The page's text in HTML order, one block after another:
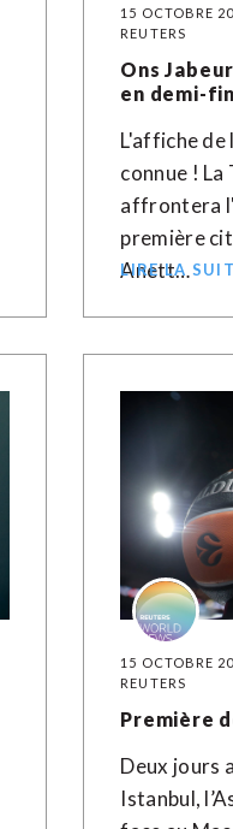
15 OCTOBRE
REUTERS
Ons
en demi-
L'affiche de
connue ! La
affrontera
première
Anett…
LIRE LA
15 OCTOBRE
REUTERS
Première
Deux jours
Istanbul,